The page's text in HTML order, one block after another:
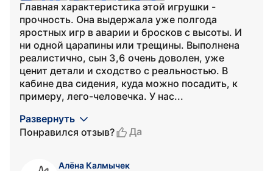
Главная характеристика этой игрушки -
прочность. Она выдержала уже полгода
яростных игр в аварии и бросков с высоты. И
ни одной царапины или трещины. Выполнена
реалистично, сын 3,6 очень доволен, уже
ценит детали и сходство с реальностью. В
кабине два сидения, куда можно посадить, к
примеру, лего-человечка. У нас...
Развернуть
Понравился отзыв?
Да
Алёна Калмычек